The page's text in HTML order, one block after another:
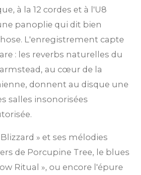
à la 12 cordes et à l'U8
panoplie qui dit bien
L'enregistrement capte
: les reverbs naturelles du
au cœur de la
donnent au disque une
salles insonorisées
» et ses mélodies
de Porcupine Tree, le blues
Ritual », ou encore l'épure